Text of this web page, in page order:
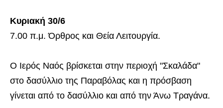
Κυριακή 30/6
7.00 π.μ. Όρθρος και Θεία Λειτουργία.
Ο Ιερός Ναός βρίσκεται στην περιοχή "Σκαλάδα"
στο δασύλλιο της Παραβόλας και η πρόσβαση
γίνεται από το δασύλλιο και από την Άνω Τραγάνα.